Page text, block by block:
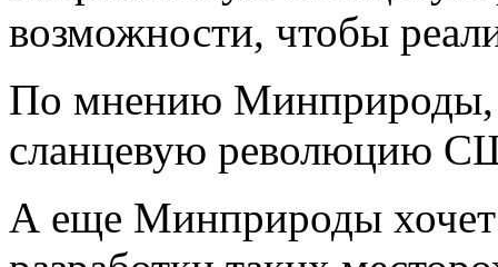
возможности, чтобы
По мнению Минприроды,
сланцевую революцию
А еще Минприроды хочет